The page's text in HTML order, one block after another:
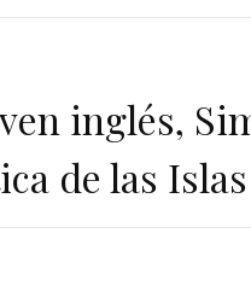
inglés,
de las